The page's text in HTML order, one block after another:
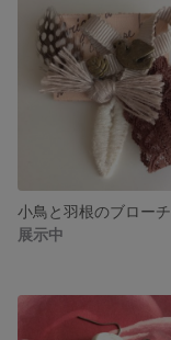
小鳥と羽根のブローチ
展示中